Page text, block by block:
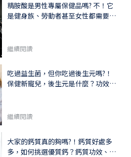
精胺酸是男性專屬保健品嗎? 不！它
是健身族、勞動者甚至女性都需要的
一次瞭解
繼續閱讀
吃過益生菌，但你吃過後生元嗎?！
保健新寵兒，後生元是什麼？功效、
繼續閱讀
大家的鈣質真的夠嗎?！鈣質好處多
多，如何挑選優質鈣？鈣質功效、攝